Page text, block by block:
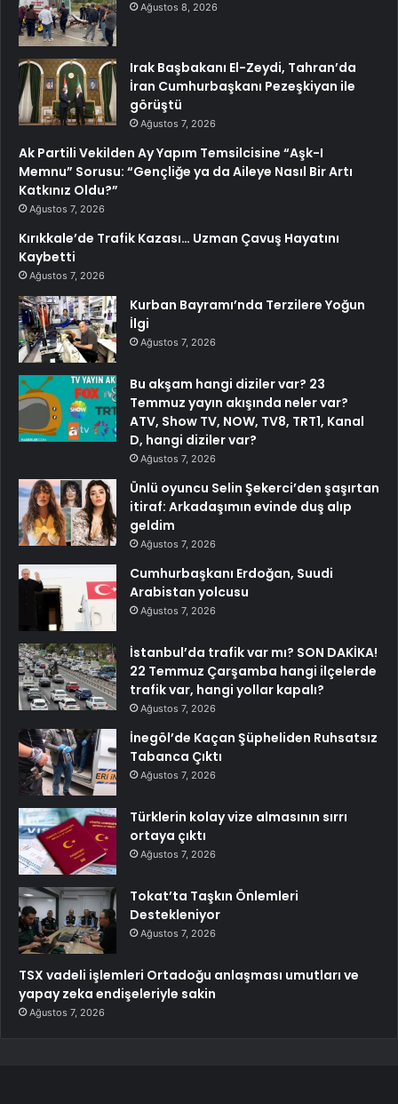
Ağustos 8, 2026
Irak Başbakanı El-Zeydi, Tahran’da
İran Cumhurbaşkanı Pezeşkiyan ile
görüştü
Ağustos 7, 2026
Ak Partili Vekilden Ay Yapım Temsilcisine “Aşk-I
Memnu” Sorusu: “Gençliğe ya da Aileye Nasıl Bir Artı
Katkınız Oldu?”
Ağustos 7, 2026
Kırıkkale’de Trafik Kazası… Uzman Çavuş Hayatını
Kaybetti
Ağustos 7, 2026
Kurban Bayramı’nda Terzilere Yoğun
İlgi
Ağustos 7, 2026
Bu akşam hangi diziler var? 23
Temmuz yayın akışında neler var?
ATV, Show TV, NOW, TV8, TRT1, Kanal
D, hangi diziler var?
Ağustos 7, 2026
Ünlü oyuncu Selin Şekerci’den şaşırtan
itiraf: Arkadaşımın evinde duş alıp
geldim
Ağustos 7, 2026
Cumhurbaşkanı Erdoğan, Suudi
Arabistan yolcusu
Ağustos 7, 2026
İstanbul’da trafik var mı? SON DAKİKA!
22 Temmuz Çarşamba hangi ilçelerde
trafik var, hangi yollar kapalı?
Ağustos 7, 2026
İnegöl’de Kaçan Şüpheliden Ruhsatsız
Tabanca Çıktı
Ağustos 7, 2026
Türklerin kolay vize almasının sırrı
ortaya çıktı
Ağustos 7, 2026
Tokat’ta Taşkın Önlemleri
Destekleniyor
Ağustos 7, 2026
TSX vadeli işlemleri Ortadoğu anlaşması umutları ve
yapay zeka endişeleriyle sakin
Ağustos 7, 2026